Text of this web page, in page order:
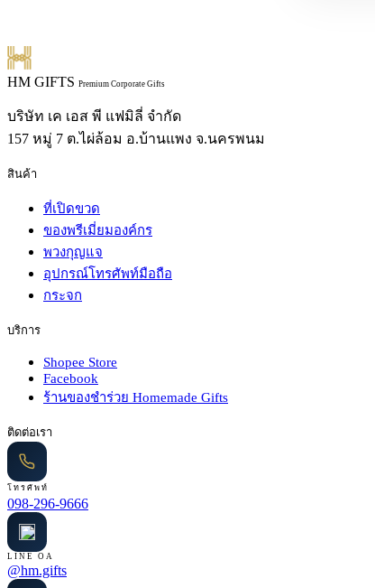
HM GIFTS Premium Corporate Gifts
บริษัท เค เอส พี แฟมิลี่ จำกัด
157 หมู่ 7 ต.ไผ่ล้อม อ.บ้านแพง จ.นครพนม
สินค้า
ที่เปิดขวด
ของพรีเมี่ยมองค์กร
พวงกุญแจ
อุปกรณ์โทรศัพท์มือถือ
กระจก
บริการ
Shopee Store
Facebook
ร้านของชำร่วย Homemade Gifts
ติดต่อเรา
โทรศัพท์
098-296-9666
LINE OA
@hm.gifts